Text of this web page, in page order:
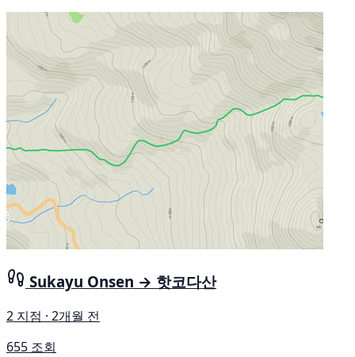
Sukayu Onsen → 핫코다산
2 지점 · 2개월 전
655 조회